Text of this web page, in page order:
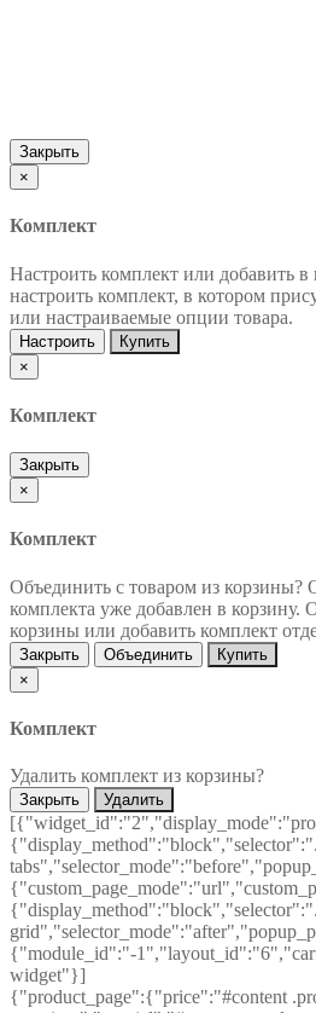
Закрыть
×
Комплект
Настроить комплект или добавить в
настроить комплект, в котором
или настраиваемые опции товара.
Настроить
Купить
×
Комплект
Закрыть
×
Комплект
Объединить с товаром из корзины?
комплекта уже добавлен в корзину.
корзины или добавить комплект
Закрыть Объединить
Купить
×
Комплект
Удалить комплект из корзины?
Закрыть Удалить
{"module_id":"-
widget"}]
{"product_page":{"price":"#content